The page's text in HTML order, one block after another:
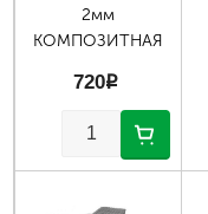
2мм
КОМПОЗИТНАЯ
720p